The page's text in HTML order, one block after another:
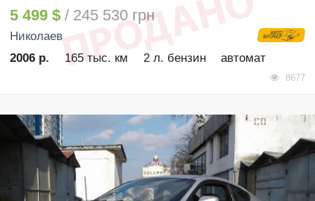
5 499 $ / 245 530 грн
Николаев
2006 р.
165 тыс. км 2 л. бензин автомат
8677